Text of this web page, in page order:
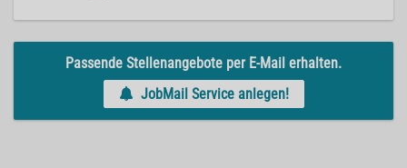
Passende Stellenangebote per E-Mail erhalten.
JobMail Service anlegen!